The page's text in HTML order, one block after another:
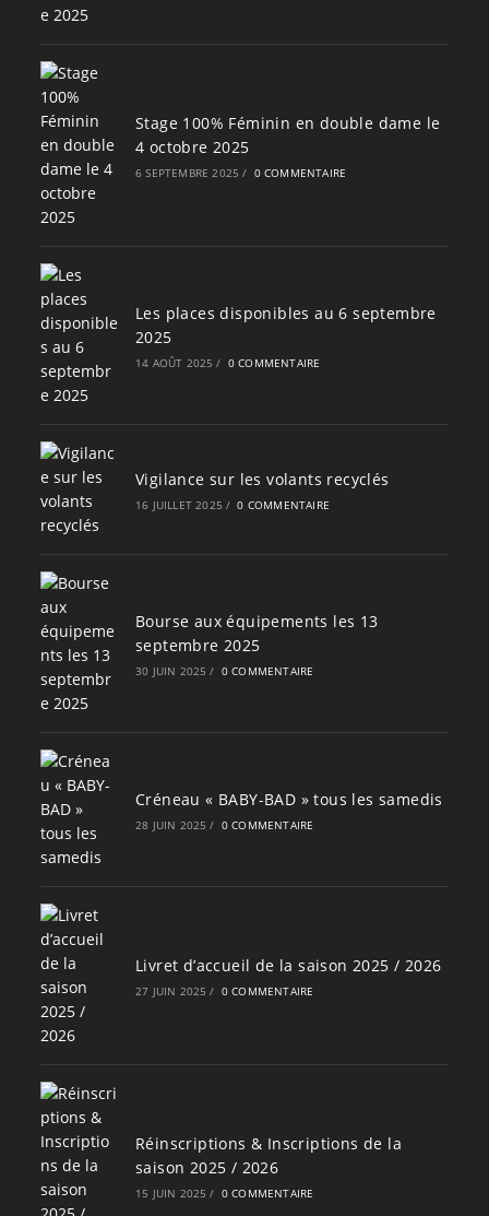
Stage 100% Féminin en double dame le
4 octobre 2025
6 SEPTEMBRE 2025 / 0 COMMENTAIRE
Les places disponibles au 6 septembre
2025
14 AOÛT 2025 / 0 COMMENTAIRE
Vigilance sur les volants recyclés
16 JUILLET 2025 / 0 COMMENTAIRE
Bourse aux équipements les 13
septembre 2025
30 JUIN 2025 / 0 COMMENTAIRE
Créneau « BABY-BAD » tous les samedis
28 JUIN 2025 / 0 COMMENTAIRE
Livret d’accueil de la saison 2025 / 2026
27 JUIN 2025 / 0 COMMENTAIRE
Réinscriptions & Inscriptions de la
saison 2025 / 2026
15 JUIN 2025 / 0 COMMENTAIRE